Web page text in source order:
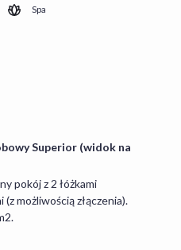
raj dla wielbicieli
Na 13. piętrze smakosze
mogą podziwiać, jak słońce
życie nocne rozkwita w kilku
ekskluzywnego klubu.
Spa
Superior (widok na
pokój z 2 łóżkami
(z możliwością złączenia).